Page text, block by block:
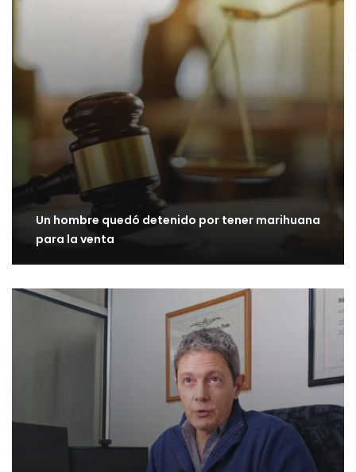
Un hombre quedó detenido por tener marihuana
para la venta